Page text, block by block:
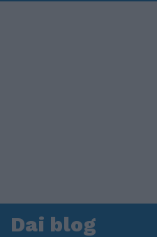
Dai blog